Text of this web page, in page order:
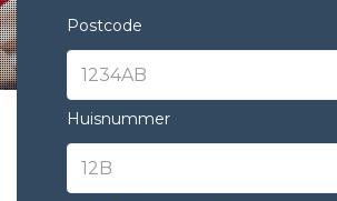
Postcode
Huisnummer